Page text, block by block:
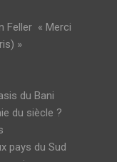
Feller « Merci
»
du Bani
du siècle ?
pays du Sud